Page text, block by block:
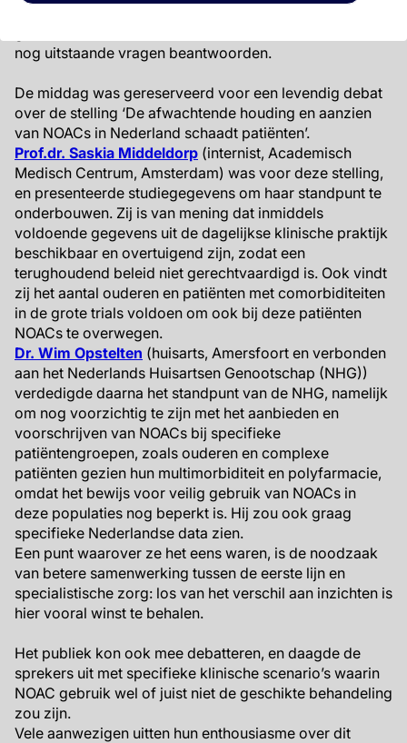
nog uitstaande vragen beantwoorden.
De middag was gereserveerd voor een levendig debat
over de stelling ‘De afwachtende houding en aanzien
van NOACs in Nederland schaadt patiënten’.
Prof.dr. Saskia Middeldorp (internist, Academisch
Medisch Centrum, Amsterdam) was voor deze stelling,
en presenteerde studiegegevens om haar standpunt te
onderbouwen. Zij is van mening dat inmiddels
voldoende gegevens uit de dagelijkse klinische praktijk
beschikbaar en overtuigend zijn, zodat een
terughoudend beleid niet gerechtvaardigd is. Ook vindt
zij het aantal ouderen en patiënten met comorbiditeiten
in de grote trials voldoen om ook bij deze patiënten
NOACs te overwegen.
Dr. Wim Opstelten (huisarts, Amersfoort en verbonden
aan het Nederlands Huisartsen Genootschap (NHG))
verdedigde daarna het standpunt van de NHG, namelijk
om nog voorzichtig te zijn met het aanbieden en
voorschrijven van NOACs bij specifieke
patiëntengroepen, zoals ouderen en complexe
patiënten gezien hun multimorbiditeit en polyfarmacie,
omdat het bewijs voor veilig gebruik van NOACs in
deze populaties nog beperkt is. Hij zou ook graag
specifieke Nederlandse data zien.
Een punt waarover ze het eens waren, is de noodzaak
van betere samenwerking tussen de eerste lijn en
specialistische zorg: los van het verschil aan inzichten is
hier vooral winst te behalen.
Het publiek kon ook mee debatteren, en daagde de
sprekers uit met specifieke klinische scenario’s waarin
NOAC gebruik wel of juist niet de geschikte behandeling
zou zijn.
Vele aanwezigen uitten hun enthousiasme over dit